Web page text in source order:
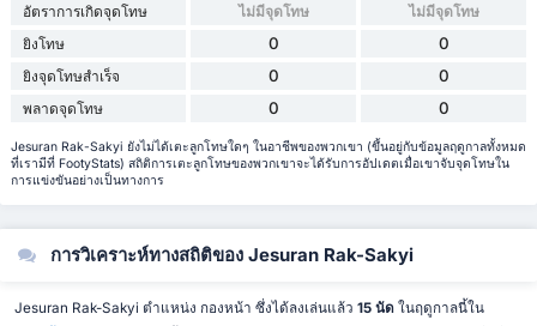
อัตราการเกิดจุดโทษ
ไม่มีจุดโทษ
ไม่มีจุดโทษ
ยิงโทษ
0 0
ยิงจุดโทษสำเร็จ 0 0
พลาดจุดโทษ 0 0
Jesuran Rak-Sakyi ยังไม่ได้เตะลูกโทษใดๆ ในอาชีพของพวกเขา (ขึ้นอยู่กับข้อมูลฤดูกาลทั้งหมด
ที่เรามีที่ FootyStats) สถิติการเตะลูกโทษของพวกเขาจะได้รับการอัปเดตเมื่อเขาจับจุดโทษใน
การแข่งขันอย่างเป็นทางการ
การวิเคราะห์ทางสถิติของ Jesuran Rak-Sakyi
Jesuran Rak-Sakyi ตำแหน่ง กองหน้า ซึ่งได้ลงเล่นแล้ว 15 นัดในฤดูกาลนี้ใน